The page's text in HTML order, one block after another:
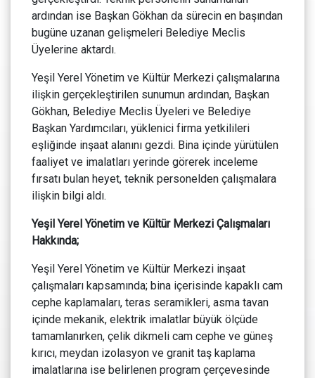
ardından ise Başkan Gökhan da sürecin en başından
bugüne uzanan gelişmeleri Belediye Meclis
Üyelerine aktardı.
Yeşil Yerel Yönetim ve Kültür Merkezi çalışmalarına
ilişkin gerçekleştirilen sunumun ardından, Başkan
Gökhan, Belediye Meclis Üyeleri ve Belediye
Başkan Yardımcıları, yüklenici firma yetkilileri
eşliğinde inşaat alanını gezdi. Bina içinde yürütülen
faaliyet ve imalatları yerinde görerek inceleme
fırsatı bulan heyet, teknik personelden çalışmalara
ilişkin bilgi aldı.
Yeşil Yerel Yönetim ve Kültür Merkezi Çalışmaları
Hakkında;
Yeşil Yerel Yönetim ve Kültür Merkezi inşaat
çalışmaları kapsamında; bina içerisinde kapaklı cam
cephe kaplamaları, teras seramikleri, asma tavan
içinde mekanik, elektrik imalatlar büyük ölçüde
tamamlanırken, çelik dikmeli cam cephe ve güneş
kırıcı, meydan izolasyon ve granit taş kaplama
imalatlarına ise belirlenen program çerçevesinde